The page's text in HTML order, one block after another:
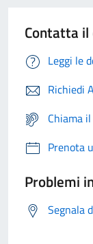
Contatta il
Leggi le
Richiedi
Chiama
Prenota
Problemi
Segnala